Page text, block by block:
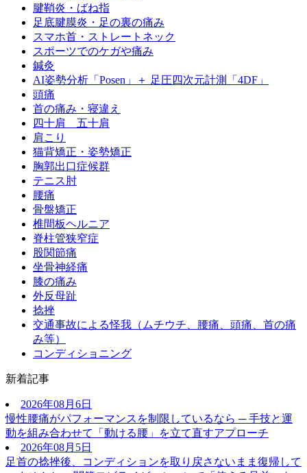
腱鞘炎・ばね指
足底腱膜炎・足の裏の痛み
スマホ首・ストレートネック
スポーツでのケガや痛み
鍼灸
AI姿勢分析「Posen」＋ 足圧四次元計測「4DF」
頭痛
首の痛み・寝違え
四十肩 五十肩
肩こり
猫背矯正・姿勢矯正
胸郭出口症候群
テニス肘
腰痛
骨盤矯正
椎間板ヘルニア
脊柱管狭窄症
股関節痛
坐骨神経痛
膝の痛み
外反母趾
捻挫
交通事故による怪我（ムチウチ、腰痛、頭痛、首の痛
み等）
コンディショニング
新着記事
2026年08月6日
慢性腰痛がパフォーマンスを制限しているなら ─ 手技と運
動を組み合わせて「動ける腰」を立て直すアプローチ
2026年08月5日
足首の捻挫後、コンディションを取り戻さないまま復帰して